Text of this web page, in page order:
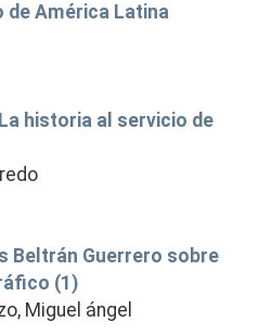
América Latina
historia al servicio de
Beltrán Guerrero sobre
(1)
Miguel ángel